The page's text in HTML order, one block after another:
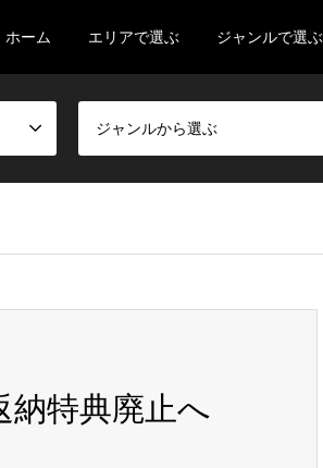
ホーム エリアで選ぶ ジャンルで選ぶ
ジャンルから選ぶ
納特典廃止へ